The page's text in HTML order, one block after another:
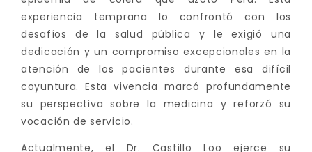
experiencia temprana lo confrontó con los
desafíos de la salud pública y le exigió una
dedicación y un compromiso excepcionales en la
atención de los pacientes durante esa difícil
coyuntura. Esta vivencia marcó profundamente
su perspectiva sobre la medicina y reforzó su
vocación de servicio.
Actualmente, el Dr. Castillo Loo ejerce su